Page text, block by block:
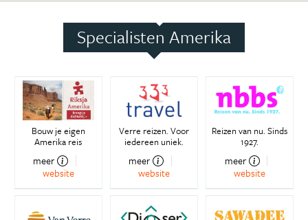
Specialisten Amerika
Bouw je eigen
Amerika reis
meer
website
Verre reizen. Voor
iedereen uniek.
meer
website
Reizen van nu. Sinds
1927.
meer
website